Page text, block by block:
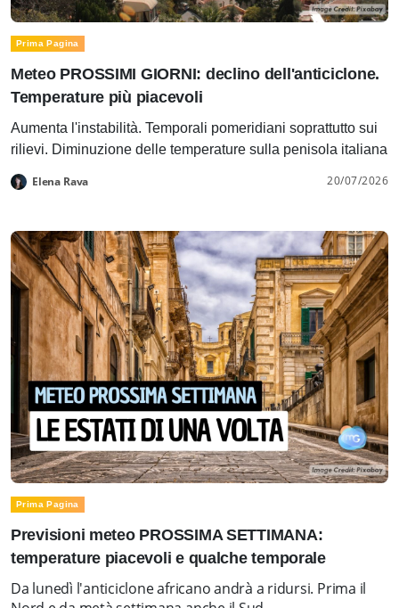
Prima Pagina
Meteo PROSSIMI GIORNI: declino dell'anticiclone.
Temperature più piacevoli
Aumenta l'instabilità. Temporali pomeridiani soprattutto sui
rilievi. Diminuzione delle temperature sulla penisola italiana
Elena Rava 20/07/2026
Prima Pagina
Previsioni meteo PROSSIMA SETTIMANA:
temperature piacevoli e qualche temporale
Da lunedì l'anticiclone africano andrà a ridursi. Prima il